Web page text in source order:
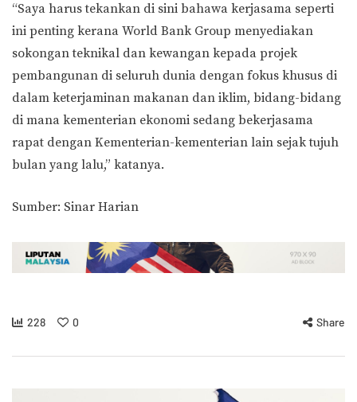
“Saya harus tekankan di sini bahawa kerjasama seperti
ini penting kerana World Bank Group menyediakan
sokongan teknikal dan kewangan kepada projek
pembangunan di seluruh dunia dengan fokus khusus di
dalam keterjaminan makanan dan iklim, bidang-bidang
di mana kementerian ekonomi sedang bekerjasama
rapat dengan Kementerian-kementerian lain sejak tujuh
bulan yang lalu,” katanya.
Sumber: Sinar Harian
228 0 Share